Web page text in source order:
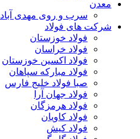
معدن
سرب و روی مهدی آباد
شرکت های فولاد
فولاد خوزستان
فولاد خراسان
فولاد اکسین خوزستان
فولاد مبارکه سپاهان
صبا فولاد خلیج فارس
فولاد جهان آرا
فولاد هرمزگان
فولاد کاویان
فولاد کیش